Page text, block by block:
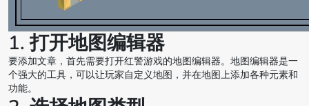
1. 打开地图编辑器
要添加文章，首先需要打开红警游戏的地图编辑器。地图编辑器是一
个强大的工具，可以让玩家自定义地图，并在地图上添加各种元素和
功能。